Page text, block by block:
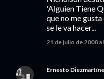
'Alguien Tiene
que no me
se le va hacer...
21 de julio de 2008 a
Ernesto